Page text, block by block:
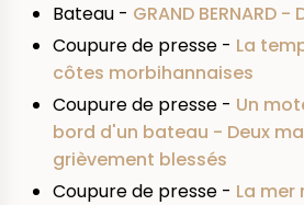
Bateau - GRAND BERNARD -
Coupure de presse - La
côtes morbihannaises
Coupure de presse - Un
bord d'un bateau - Deux
grièvement blessés
Coupure de presse - La mer